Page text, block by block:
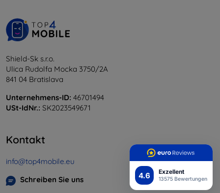
4.6 Exzellent
13575 Bewertungen
Shield-Sk s.r.o.
Ulica Rudolfa Mocka 3750/2A
841 04 Bratislava
Unternehmens-ID: 46701494
USt-IdNr.: SK2023549671
Kontakt
info@top4mobile.eu
Schreiben Sie uns